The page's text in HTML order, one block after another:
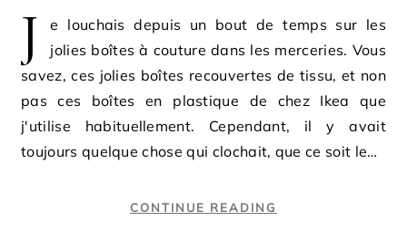
J
e louchais depuis un bout de temps sur les
jolies boîtes à couture dans les merceries. Vous
savez, ces jolies boîtes recouvertes de tissu, et non
pas ces boîtes en plastique de chez Ikea que
j'utilise habituellement. Cependant, il y avait
toujours quelque chose qui clochait, que ce soit le…
CONTINUE READING